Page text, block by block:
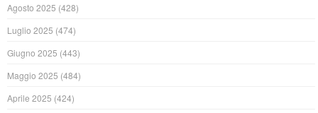
Agosto 2025 (428)
Luglio 2025 (474)
Giugno 2025 (443)
Maggio 2025 (484)
Aprile 2025 (424)